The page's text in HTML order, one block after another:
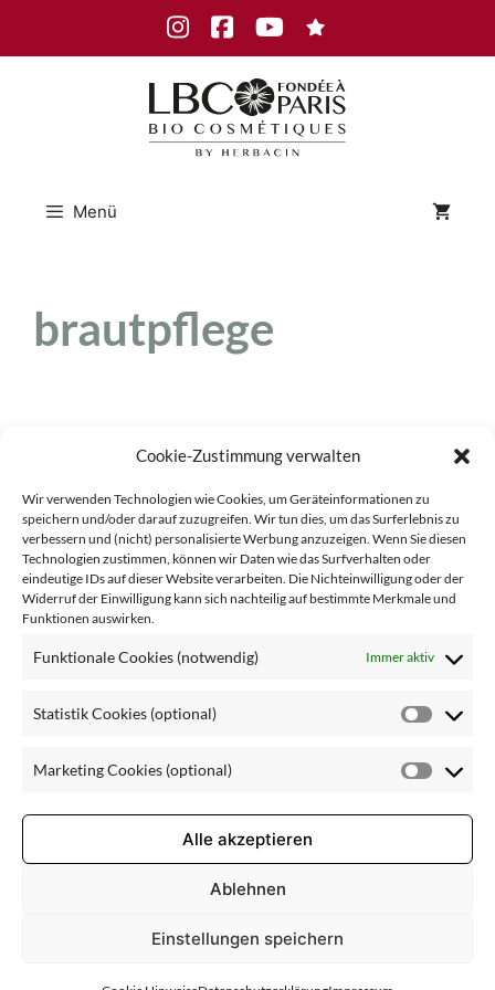
Cookie-Zustimmung verwalten
Wir verwenden Technologien wie Cookies, um Geräteinformationen zu
speichern und/oder darauf zuzugreifen. Wir tun dies, um das Surferlebnis zu
verbessern und (nicht) personalisierte Werbung anzuzeigen. Wenn Sie diesen
Technologien zustimmen, können wir Daten wie das Surfverhalten oder
eindeutige IDs auf dieser Website verarbeiten. Die Nichteinwilligung oder der
Widerruf der Einwilligung kann sich nachteilig auf bestimmte Merkmale und
Funktionen auswirken.
Funktionale Cookies (notwendig) Immer aktiv
Statistik Cookies (optional)
Marketing Cookies (optional)
Alle akzeptieren
Ablehnen
Einstellungen speichern
InstagramFacebookYoutube
Menü
brautpflege
Schöne Haut am
schönsten Tag
29. April 2022
Ereignis ist lange geplant und wirklich alles soll